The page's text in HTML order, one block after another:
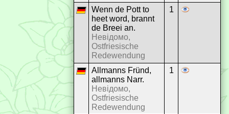
Wenn de Pott to
heet word, brannt
de Breei an.
Невідомо,
Ostfriesische
Redewendung
1
Allmanns Fründ,
allmanns Narr.
Невідомо,
Ostfriesische
Redewendung
1